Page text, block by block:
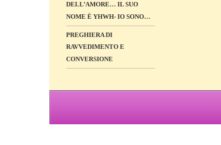
DELL’AMORE… IL SUO
NOME È YHWH- IO SONO…
PREGHIERA DI
RAVVEDIMENTO E
CONVERSIONE